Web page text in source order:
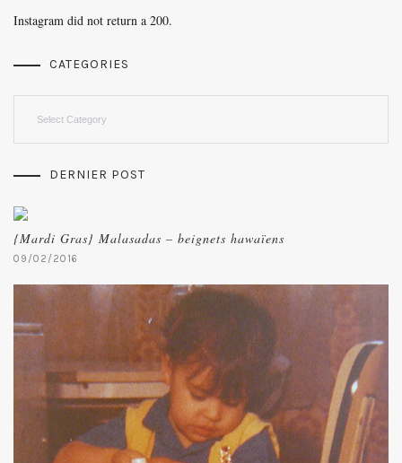
Instagram did not return a 200.
CATEGORIES
DERNIER POST
{Mardi Gras} Malasadas – beignets hawaïens
09/02/2016